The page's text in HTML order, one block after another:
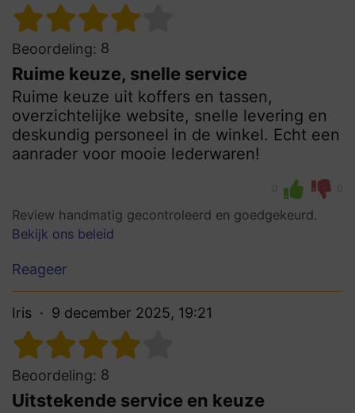
Beoordeling: 8
Ruime keuze, snelle service
Ruime keuze uit koffers en tassen,
overzichtelijke website, snelle levering en
deskundig personeel in de winkel. Echt een
aanrader voor mooie lederwaren!
0 0
Review handmatig gecontroleerd en goedgekeurd.
Bekijk ons beleid
Reageer
Iris 9 december 2025, 19:21
Beoordeling: 8
Uitstekende service en keuze